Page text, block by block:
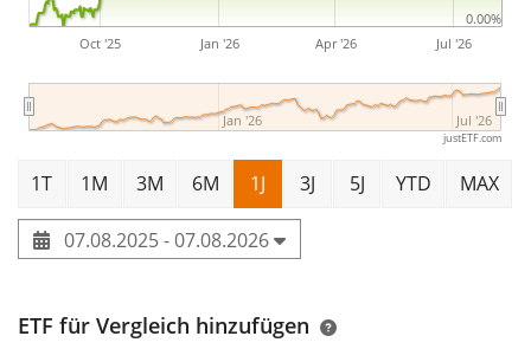
Oct '25 Jan '26 Apr '26 Jul '26
Jan '26 Jul '26
0.00%
justETF.com
1T 1M 3M 6M 1J 3J 5J YTD MAX
07.08.2025 - 07.08.2026
ETF für Vergleich hinzufügen